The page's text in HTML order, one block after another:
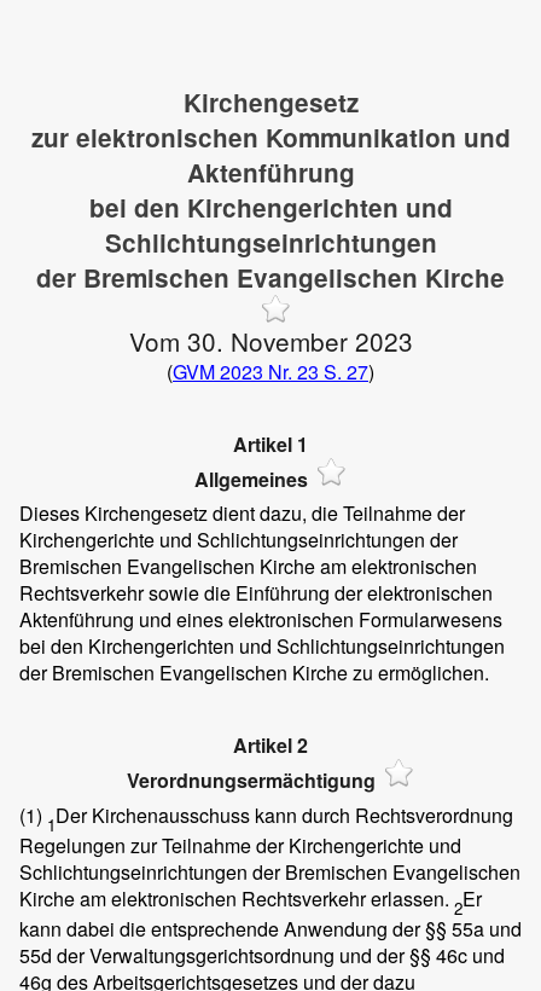
Kirchengesetz
zur elektronischen Kommunikation und
Aktenführung
bei den Kirchengerichten und
Schlichtungseinrichtungen
der Bremischen Evangelischen Kirche
Vom 30. November 2023
(GVM 2023 Nr. 23 S. 27)
Artikel 1
Allgemeines
Dieses Kirchengesetz dient dazu, die Teilnahme der
Kirchengerichte und Schlichtungseinrichtungen der
Bremischen Evangelischen Kirche am elektronischen
Rechtsverkehr sowie die Einführung der elektronischen
Aktenführung und eines elektronischen Formularwesens
bei den Kirchengerichten und Schlichtungseinrichtungen
der Bremischen Evangelischen Kirche zu ermöglichen.
Artikel 2
Verordnungsermächtigung
(1) 1Der Kirchenausschuss kann durch Rechtsverordnung
Regelungen zur Teilnahme der Kirchengerichte und
Schlichtungseinrichtungen der Bremischen Evangelischen
Kirche am elektronischen Rechtsverkehr erlassen. 2Er
kann dabei die entsprechende Anwendung der §§ 55a und
55d der Verwaltungsgerichtsordnung und der §§ 46c und
46g des Arbeitsgerichtsgesetzes und der dazu